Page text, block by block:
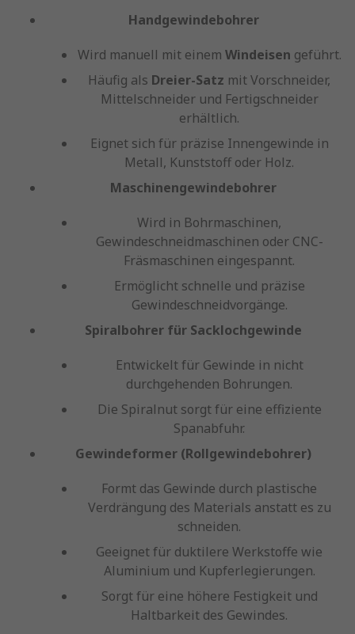
Handgewindebohrer
Wird manuell mit einem Windeisen geführt.
Häufig als Dreier-Satz mit Vorschneider,
Mittelschneider und Fertigschneider
erhältlich.
Eignet sich für präzise Innengewinde in
Metall, Kunststoff oder Holz.
Maschinengewindebohrer
Wird in Bohrmaschinen,
Gewindeschneidmaschinen oder CNC-
Fräsmaschinen eingespannt.
Ermöglicht schnelle und präzise
Gewindeschneidvorgänge.
Spiralbohrer für Sacklochgewinde
Entwickelt für Gewinde in nicht
durchgehenden Bohrungen.
Die Spiralnut sorgt für eine effiziente
Spanabfuhr.
Gewindeformer (Rollgewindebohrer)
Formt das Gewinde durch plastische
Verdrängung des Materials anstatt es zu
schneiden.
Geeignet für duktilere Werkstoffe wie
Aluminium und Kupferlegierungen.
Sorgt für eine höhere Festigkeit und
Haltbarkeit des Gewindes.